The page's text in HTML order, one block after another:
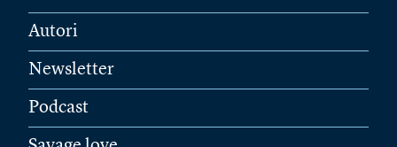
Autori
Newsletter
Podcast